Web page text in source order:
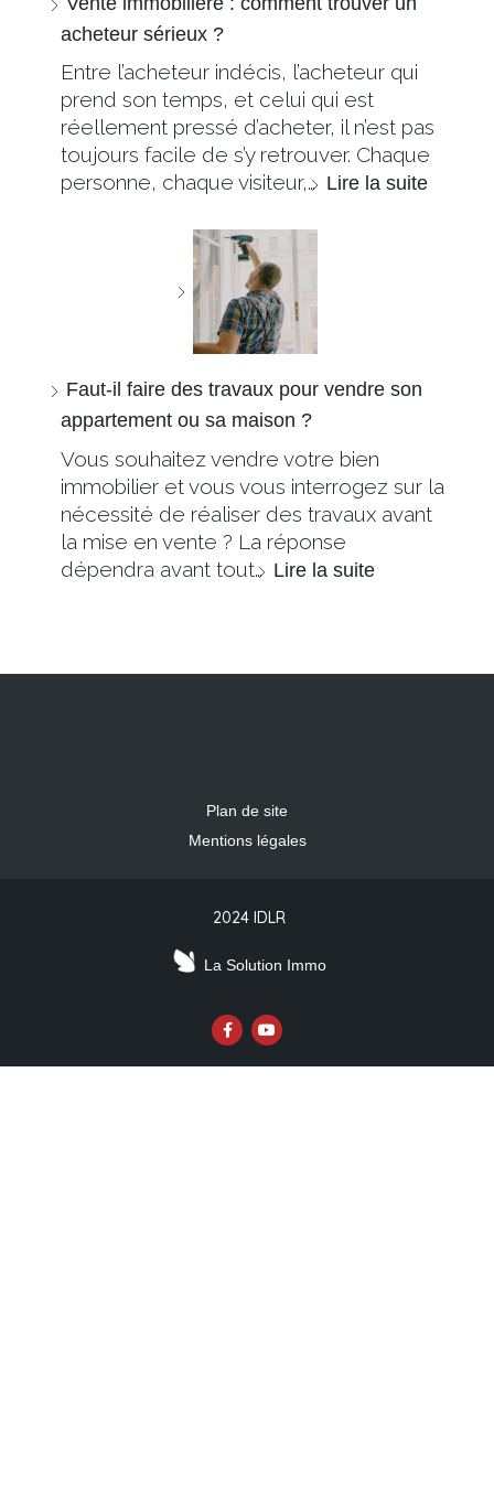
acheteur sérieux ?
Entre l’acheteur indécis, l’acheteur qui
prend son temps, et celui qui est
réellement pressé d’acheter, il n’est pas
toujours facile de s’y retrouver. Chaque
personne, chaque visiteur,… Lire la suite
Faut-il faire des travaux pour vendre son
appartement ou sa maison ?
Vous souhaitez vendre votre bien
immobilier et vous vous interrogez sur la
nécessité de réaliser des travaux avant
la mise en vente ? La réponse
dépendra avant tout… Lire la suite
Plan de site
Mentions légales
2024 IDLR
La Solution Immo